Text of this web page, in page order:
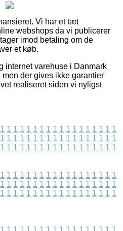
Vi har et tæt
webshops da vi publicerer
imod betaling om de
et køb.
internet varehuse i Danmark
der gives ikke garantier
realiseret siden vi nyligst
1 1 1 1 1 1 1 1 1 1 1 1 1 1 1 1 1 1
1 1 1 1 1 1 1 1 1 1 1 1 1 1 1 1 1 1
1 1 1 1 1 1 1 1 1 1 1 1 1 1 1 1 1 1
1 1 1 1 1 1 1 1 1 1 1 1 1 1 1 1 1 1
1 1 1 1 1 1 1 1 1 1 1 1 1 1 1 1 1 1
1 1 1 1 1 1 1 1 1 1 1 1 1 1 1 1 1 1